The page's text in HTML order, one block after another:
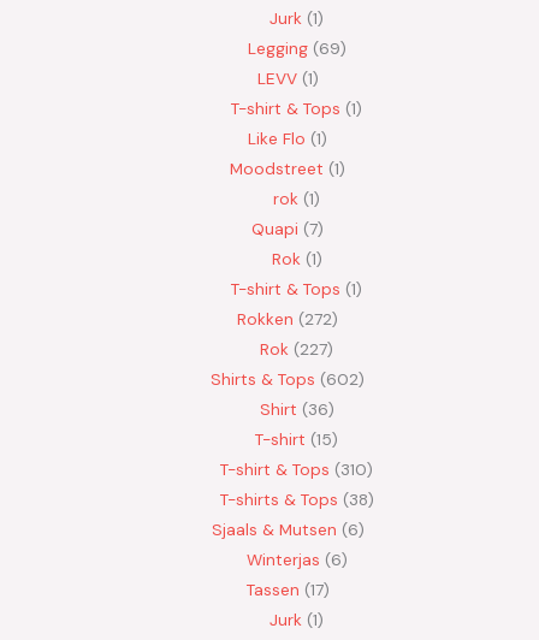
Jurk 1
Legging 69
LEVV 1
T-shirt & Tops 1
Like Flo 1
Moodstreet 1
rok 1
Quapi 7
Rok 1
T-shirt & Tops 1
Rokken 272
Rok 227
Shirts & Tops 602
Shirt 36
T-shirt 15
T-shirt & Tops 310
T-shirts & Tops 38
Sjaals & Mutsen 6
Winterjas 6
Tassen 17
Jurk 1